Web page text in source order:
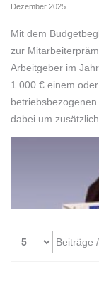
Dezember 2025
Mit dem
zur
Arbeitgeber im
1.000 € einem
dabei um
Beiträge